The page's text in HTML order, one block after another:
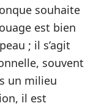
souhaite
est bien
; il s’agit
souvent
un milieu
il est